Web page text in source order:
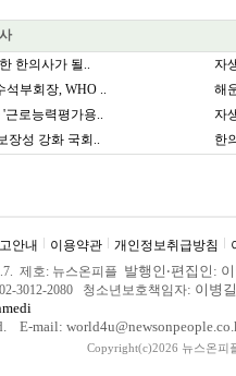
한의사가 될..
자
석부회장, WHO ..
해
근로능력평가용..
자
장성 강화 국회..
한
안내 이용약관 개인정보취급방침
제호: 뉴스온피플 발행인 ‧편집인:
3012-2080 청소년보호책임자: 이병길
E-mail:
Copyright(c)2026 뉴스온피